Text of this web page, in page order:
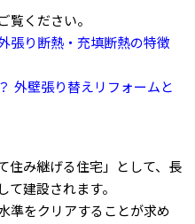
覧ください。
張り断熱・充填断熱の特徴
外壁張り替えリフォームと
住み継げる住宅」として、長
建設されます。
準をクリアすることが求め